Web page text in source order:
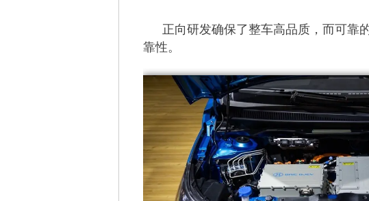
正向研发确保了整车高品质，而可靠
靠性。